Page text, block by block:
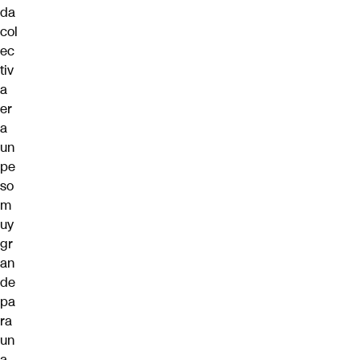
da
col
ec
tiv
a
er
a
un
pe
so
m
uy
gr
an
de
pa
ra
un